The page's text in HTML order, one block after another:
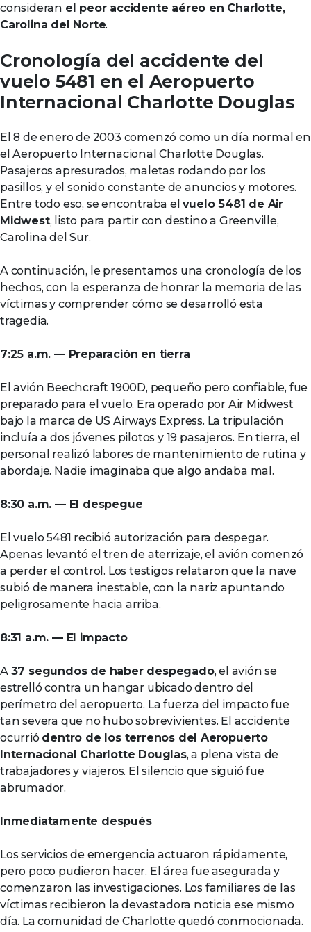
consideran el peor accidente aéreo en Charlotte,
Carolina del Norte.
Cronología del accidente del
vuelo 5481 en el Aeropuerto
Internacional Charlotte Douglas
El 8 de enero de 2003 comenzó como un día normal en
el Aeropuerto Internacional Charlotte Douglas.
Pasajeros apresurados, maletas rodando por los
pasillos, y el sonido constante de anuncios y motores.
Entre todo eso, se encontraba elvuelo 5481 de Air
Midwest, listo para partir con destino a Greenville,
Carolina del Sur.
A continuación, le presentamos una cronología de los
hechos, con la esperanza de honrar la memoria de las
víctimas y comprender cómo se desarrolló esta
tragedia.
7:25 a.m. — Preparación en tierra
El avión Beechcraft 1900D, pequeño pero confiable, fue
preparado para el vuelo. Era operado por Air Midwest
bajo la marca de US Airways Express. La tripulación
incluía a dos jóvenes pilotos y 19 pasajeros. En tierra, el
personal realizó labores de mantenimiento de rutina y
abordaje. Nadie imaginaba que algo andaba mal.
8:30 a.m. — El despegue
El vuelo 5481 recibió autorización para despegar.
Apenas levantó el tren de aterrizaje, el avión comenzó
a perder el control. Los testigos relataron que la nave
subió de manera inestable, con la nariz apuntando
peligrosamente hacia arriba.
8:31 a.m. — El impacto
A 37 segundos de haber despegado, el avión se
estrelló contra un hangar ubicado dentro del
perímetro del aeropuerto. La fuerza del impacto fue
tan severa que no hubo sobrevivientes. El accidente
ocurrió dentro de los terrenos del Aeropuerto
Internacional Charlotte Douglas, a plena vista de
trabajadores y viajeros. El silencio que siguió fue
abrumador.
Inmediatamente después
Los servicios de emergencia actuaron rápidamente,
pero poco pudieron hacer. El área fue asegurada y
comenzaron las investigaciones. Los familiares de las
víctimas recibieron la devastadora noticia ese mismo
día. La comunidad de Charlotte quedó conmocionada.